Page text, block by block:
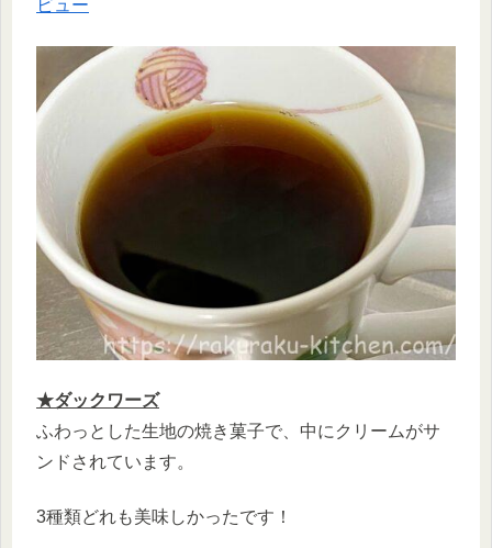
ビュー
★ダックワーズ
ふわっとした生地の焼き菓子で、中にクリームがサ
ンドされています。
3種類どれも美味しかったです！